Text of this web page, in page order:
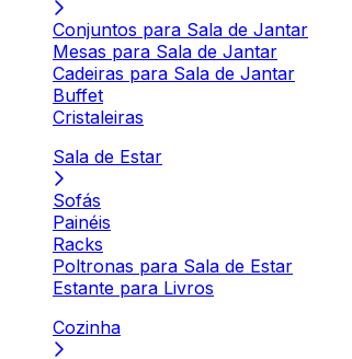
Conjuntos para Sala de Jantar
Mesas para Sala de Jantar
Cadeiras para Sala de Jantar
Buffet
Cristaleiras
Sala de Estar
Sofás
Painéis
Racks
Poltronas para Sala de Estar
Estante para Livros
Cozinha